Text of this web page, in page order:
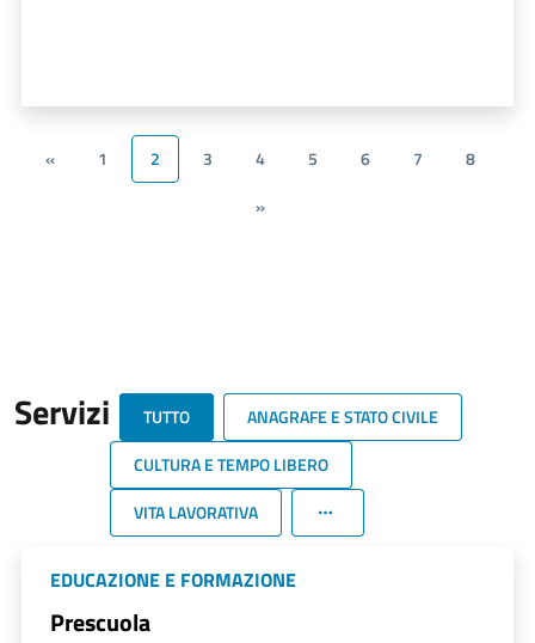
« 1 2 3 4 5 6 7
8
»
Servizi TUTTO
ANAGRAFE E STATO CIVILE
CULTURA E TEMPO LIBERO
VITA LAVORATIVA
EDUCAZIONE E FORMAZIONE
Prescuola